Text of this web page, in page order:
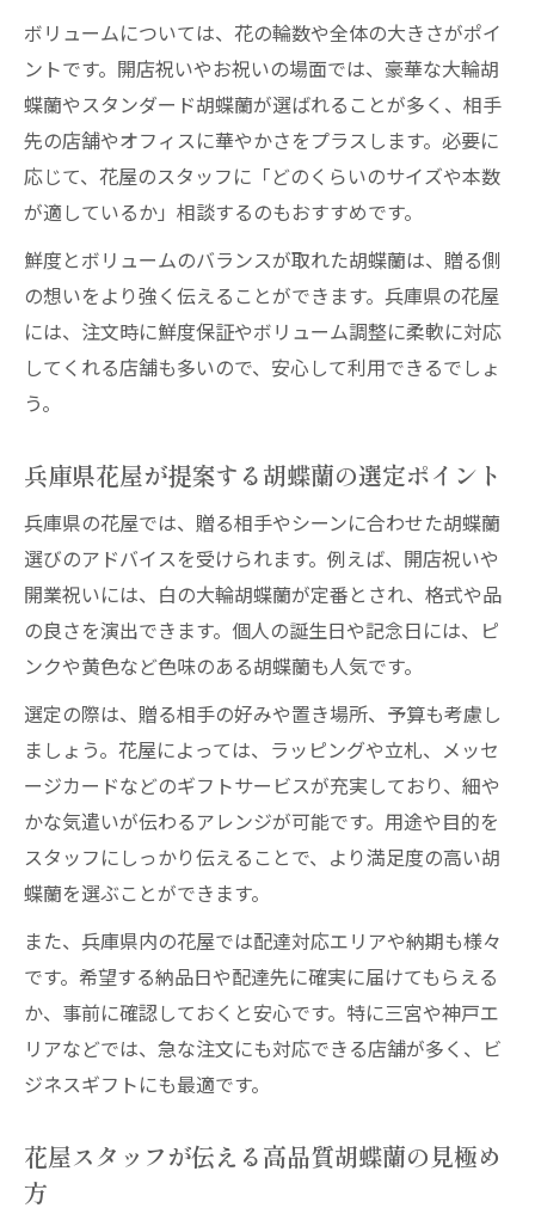
ボリュームについては、花の輪数や全体の大きさがポイ
ントです。開店祝いやお祝いの場面では、豪華な大輪胡
蝶蘭やスタンダード胡蝶蘭が選ばれることが多く、相手
先の店舗やオフィスに華やかさをプラスします。必要に
応じて、花屋のスタッフに「どのくらいのサイズや本数
が適しているか」相談するのもおすすめです。
鮮度とボリュームのバランスが取れた胡蝶蘭は、贈る側
の想いをより強く伝えることができます。兵庫県の花屋
には、注文時に鮮度保証やボリューム調整に柔軟に対応
してくれる店舗も多いので、安心して利用できるでしょ
う。
兵庫県花屋が提案する胡蝶蘭の選定ポイント
兵庫県の花屋では、贈る相手やシーンに合わせた胡蝶蘭
選びのアドバイスを受けられます。例えば、開店祝いや
開業祝いには、白の大輪胡蝶蘭が定番とされ、格式や品
の良さを演出できます。個人の誕生日や記念日には、ピ
ンクや黄色など色味のある胡蝶蘭も人気です。
選定の際は、贈る相手の好みや置き場所、予算も考慮し
ましょう。花屋によっては、ラッピングや立札、メッセ
ージカードなどのギフトサービスが充実しており、細や
かな気遣いが伝わるアレンジが可能です。用途や目的を
スタッフにしっかり伝えることで、より満足度の高い胡
蝶蘭を選ぶことができます。
また、兵庫県内の花屋では配達対応エリアや納期も様々
です。希望する納品日や配達先に確実に届けてもらえる
か、事前に確認しておくと安心です。特に三宮や神戸エ
リアなどでは、急な注文にも対応できる店舗が多く、ビ
ジネスギフトにも最適です。
花屋スタッフが伝える高品質胡蝶蘭の見極め
方